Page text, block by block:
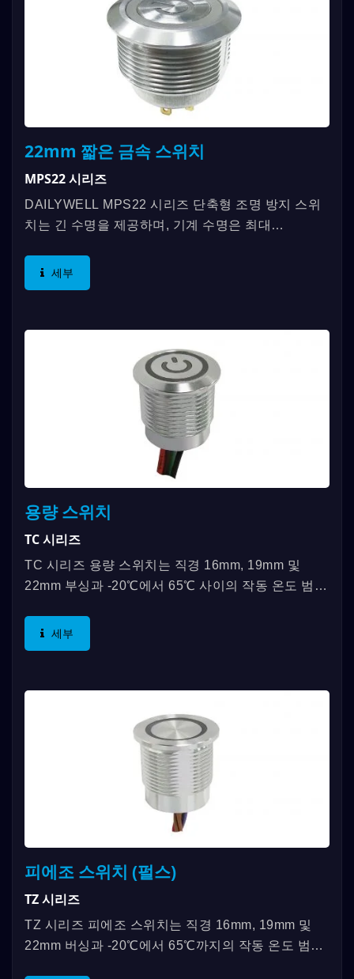
22mm 짧은 금속 스위치
MPS22 시리즈
DAILYWELL MPS22 시리즈 단축형 조명 방지 스위
치는 긴 수명을 제공하며, 기계 수명은 최대
속됩니다. 짧은 조명이...
세부
용량 스위치
TC 시리즈
TC 시리즈 용량 스위치는 직경 16mm, 19mm 및
22mm 부싱과 -20℃에서 65℃ 사이의 작동 온도 범위
성능, 순간...
세부
피에조 스위치 (펄스)
TZ 시리즈
TZ 시리즈 피에조 스위치는 직경 16mm, 19mm 및
22mm 버싱과 -20℃에서 65℃까지의 작동 온도 범위